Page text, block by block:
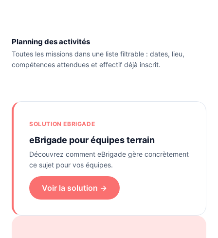
Planning des activités
Toutes les missions dans une liste filtrable : dates, lieu,
compétences attendues et effectif déjà inscrit.
SOLUTION EBRIGADE
eBrigade pour équipes terrain
Découvrez comment eBrigade gère concrètement
ce sujet pour vos équipes.
Voir la solution →